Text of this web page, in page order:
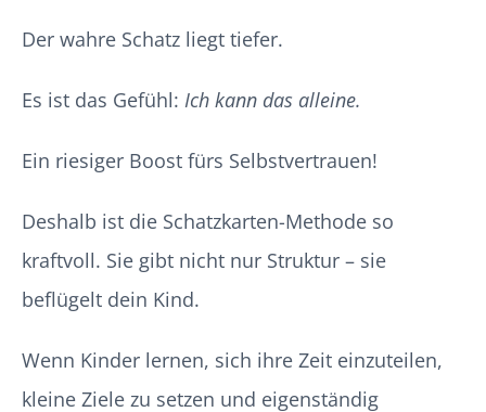
Der wahre Schatz liegt tiefer.
Es ist das Gefühl: Ich kann das alleine.
Ein riesiger Boost fürs Selbstvertrauen!
Deshalb ist die Schatzkarten-Methode so
kraftvoll. Sie gibt nicht nur Struktur – sie
beflügelt dein Kind.
Wenn Kinder lernen, sich ihre Zeit einzuteilen,
kleine Ziele zu setzen und eigenständig